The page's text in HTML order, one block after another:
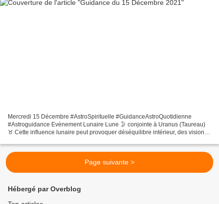
Mercredi 15 Décembre #AstroSpirituelle #GuidanceAstroQuotidienne
#Astroguidance Evènement Lunaire Lune 🌛 conjointe à Uranus (Taureau)
♉ Cette influence lunaire peut provoquer déséquilibre intérieur, des visions
Page suivante >
Hébergé par Overblog